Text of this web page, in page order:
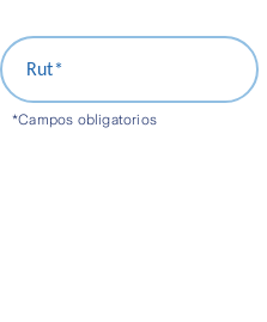
Rut*
*Campos obligatorios